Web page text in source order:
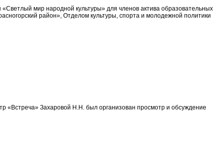
мир народной культуры» для членов актива образовательных
район», Отделом культуры, спорта и молодежной политики
«Встреча» Захаровой Н.Н. был организован просмотр и обсуждение